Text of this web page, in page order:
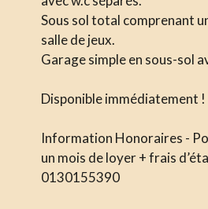
Sous sol total comprenant
salle de jeux.
Garage simple en sous-sol
Disponible immédiatement !
Information Honoraires -
un mois de loyer + frais
0130155390